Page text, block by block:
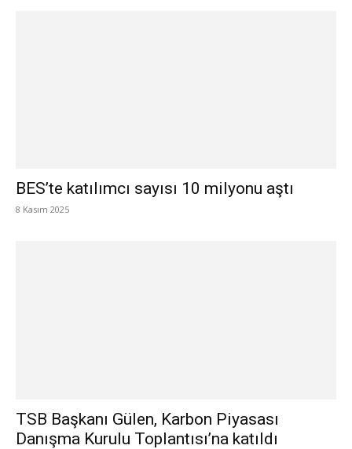
BES’te katılımcı sayısı 10 milyonu aştı
8 Kasım 2025
TSB Başkanı Gülen, Karbon Piyasası
Danışma Kurulu Toplantısı’na katıldı